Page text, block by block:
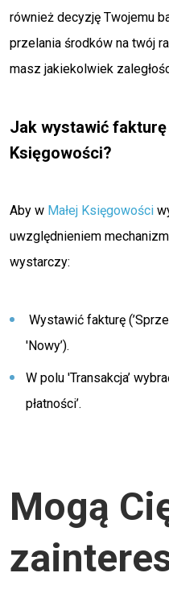
również decyzję Twojemu
przelania środków na twój
masz jakiekolwiek
Jak wystawić fakturę
Księgowości?
Aby w Małej Księgowości
uwzględnieniem
wystarczy:
Wystawić fakturę
'Nowy’).
W polu 'Transakcja’
płatności’.
Mogą